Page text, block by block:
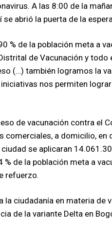
A las 8:00 de la
abrió la puerta de la
% de la población meta a
de Vacunación y todo
(…) también logramos la
nos permiten
de vacunación contra el
comerciales, a domicilio, en
se aplicaran
de la población meta a
refuerzo.
ciudadanía en materia de
de la variante Delta en